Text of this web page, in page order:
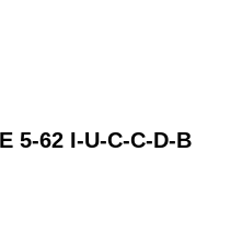
5-62 I-U-C-C-D-B